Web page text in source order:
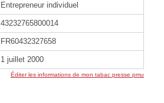
Entrepreneur individuel
43232765800014
FR60432327658
1 juillet 2000
Éditer les informations de mon tabac presse pmu